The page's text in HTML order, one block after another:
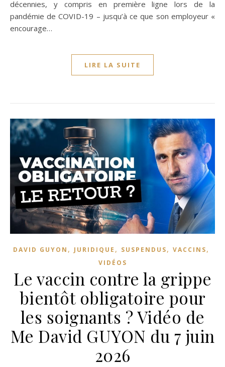
décennies, y compris en première ligne lors de la
pandémie de COVID-19 – jusqu’à ce que son employeur «
encourage…
LIRE LA SUITE
DAVID GUYON , JURIDIQUE , SUSPENDUS, VACCINS,
VIDÉOS
Le vaccin contre la grippe
bientôt obligatoire pour
les soignants ? Vidéo de
Me David GUYON du 7 juin
2026